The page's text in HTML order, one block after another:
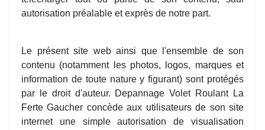
autorisation préalable et exprès de notre part.
Le présent site web ainsi que l'ensemble de son
contenu (notamment les photos, logos, marques et
information de toute nature y figurant) sont protégés
par le droit d'auteur. Depannage Volet Roulant La
Ferte Gaucher concède aux utilisateurs de son site
internet une simple autorisation de visualisation